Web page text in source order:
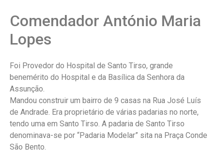
Comendador António Maria
Lopes
Foi Provedor do Hospital de Santo Tirso, grande
benemérito do Hospital e da Basílica da Senhora da
Assunção.
Mandou construir um bairro de 9 casas na Rua José Luís
de Andrade. Era proprietário de várias padarias no norte,
tendo uma em Santo Tirso. A padaria de Santo Tirso
denominava-se por “Padaria Modelar” sita na Praça Conde
São Bento.